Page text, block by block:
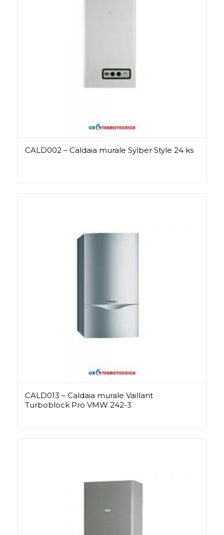
CALD002 – Caldaia murale Sylber Style 24 ks
CALD013 – Caldaia murale Vaillant
Turboblock Pro VMW 242-3